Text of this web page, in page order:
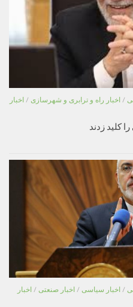
/ اخبار راه و ترابری و شهرسازی / اخبار
کلید زدند
/ اخبار سیاسی / اخبار صنعتی / اخبار